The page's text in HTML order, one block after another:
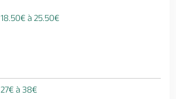
18.50€ à 25.50€
27€ à 38€